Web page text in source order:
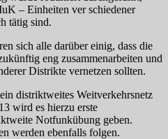
– Einheiten ver schiedener
tätig sind.
sich alle darüber einig, dass die
eng zusammenarbeiten und
Distrikte vernetzen sollten.
distriktweites Weitverkehrsnetz
wird es hierzu erste
Notfunkübung geben.
werden ebenfalls folgen.